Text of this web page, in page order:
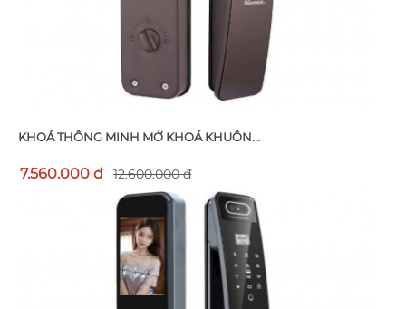
KHOÁ THÔNG MINH MỞ KHOÁ KHUÔN...
7.560.000 đ 12.600.000 đ